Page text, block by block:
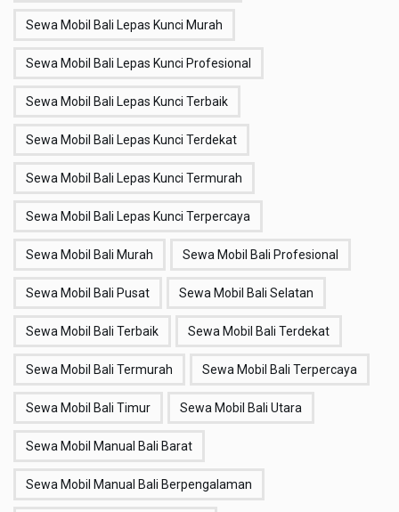
Sewa Mobil Bali Lepas Kunci Murah
Sewa Mobil Bali Lepas Kunci Profesional
Sewa Mobil Bali Lepas Kunci Terbaik
Sewa Mobil Bali Lepas Kunci Terdekat
Sewa Mobil Bali Lepas Kunci Termurah
Sewa Mobil Bali Lepas Kunci Terpercaya
Sewa Mobil Bali Murah Sewa Mobil Bali Profesional
Sewa Mobil Bali Pusat Sewa Mobil Bali Selatan
Sewa Mobil Bali Terbaik Sewa Mobil Bali Terdekat
Sewa Mobil Bali Termurah Sewa Mobil Bali Terpercaya
Sewa Mobil Bali Timur Sewa Mobil Bali Utara
Sewa Mobil Manual Bali Barat
Sewa Mobil Manual Bali Berpengalaman